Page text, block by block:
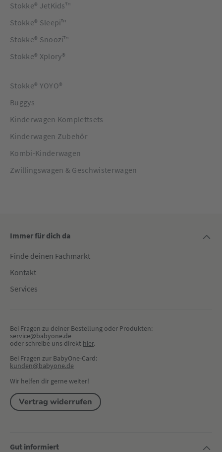
Stokke® JetKids™
Stokke® Sleepi™
Stokke® Snoozi™
Stokke® Xplory®
Stokke® YOYO®
Buggys
Kinderwagen Komplettsets
Kinderwagen Zubehör
Kombi-Kinderwagen
Zwillingswagen & Geschwisterwagen
Immer für dich da
Finde deinen Fachmarkt
Kontakt
Services
Bei Fragen zu deiner Bestellung oder Produkten:
service@babyone.de
oder schreibe uns direkt hier.
Bei Fragen zur BabyOne-Card:
kunden@babyone.de
Wir helfen dir gerne weiter!
Vertrag widerrufen
Gut informiert